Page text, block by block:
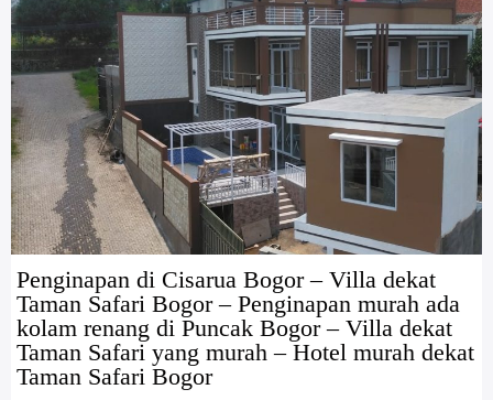
Penginapan di Cisarua Bogor – Villa dekat
Taman Safari Bogor – Penginapan murah ada
kolam renang di Puncak Bogor – Villa dekat
Taman Safari yang murah – Hotel murah dekat
Taman Safari Bogor